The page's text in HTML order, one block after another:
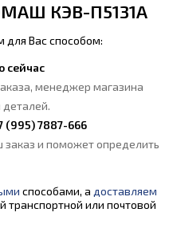
КЭВ-П5131А
для Вас способом:
сейчас
менеджер магазина
деталей.
(995) 7887-666
и поможет определить
способами, а доставляем
транспортной или почтовой